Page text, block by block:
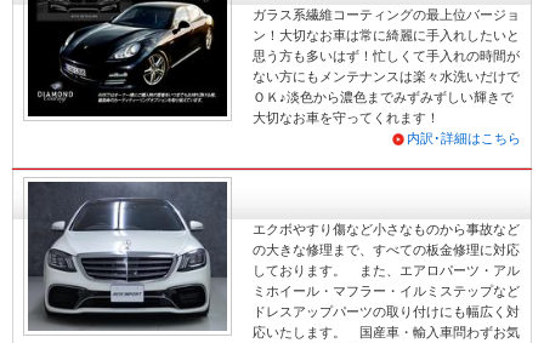
ガラス系繊維コーティングの最上位バージョ
ン！大切なお車は常に綺麗に手入れしたいと
思う方も多いはず！忙しくて手入れの時間が
ない方にもメンテナンスは楽々水洗いだけで
ＯＫ♪淡色から濃色までみずみずしい輝きで
大切なお車を守ってくれます！
内訳･詳細はこちら
エクボやすり傷など小さなものから事故など
の大きな修理まで、すべての板金修理に対応
しております。 また、エアロパーツ・アル
ミホイール・マフラー・イルミステップなど
ドレスアップパーツの取り付けにも幅広く対
応いたします。 国産車・輸入車問わずお気